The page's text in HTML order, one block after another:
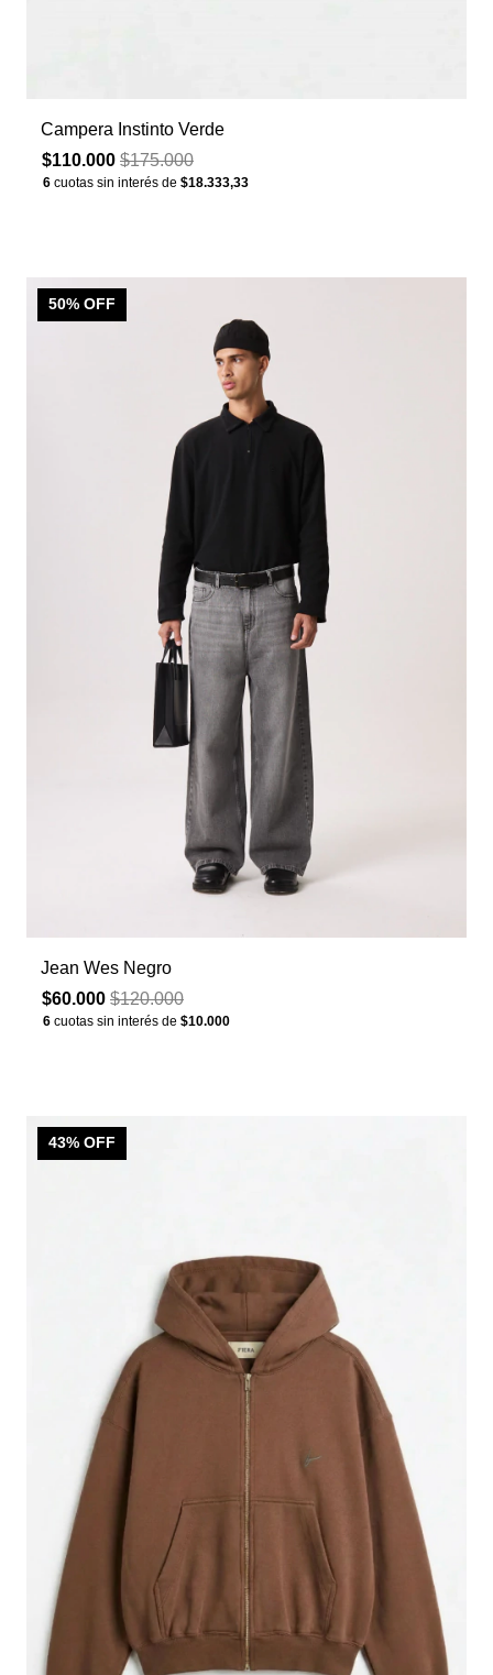
Campera Instinto Verde
$110.000 $175.000
6 cuotas sin interés de $18.333,33
50% OFF
Jean Wes Negro
$60.000 $120.000
6 cuotas sin interés de $10.000
43% OFF